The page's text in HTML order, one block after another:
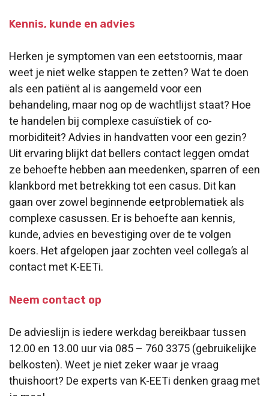
Kennis, kunde en advies
Herken je symptomen van een eetstoornis, maar
weet je niet welke stappen te zetten? Wat te doen
als een patiënt al is aangemeld voor een
behandeling, maar nog op de wachtlijst staat? Hoe
te handelen bij complexe casuïstiek of co-
morbiditeit? Advies in handvatten voor een gezin?
Uit ervaring blijkt dat bellers contact leggen omdat
ze behoefte hebben aan meedenken, sparren of een
klankbord met betrekking tot een casus. Dit kan
gaan over zowel beginnende eetproblematiek als
complexe casussen. Er is behoefte aan kennis,
kunde, advies en bevestiging over de te volgen
koers. Het afgelopen jaar zochten veel collega’s al
contact met K-EETi.
Neem contact op
De advieslijn is iedere werkdag bereikbaar tussen
12.00 en 13.00 uur via 085 – 760 3375 (gebruikelijke
belkosten). Weet je niet zeker waar je vraag
thuishoort? De experts van K-EETi denken graag met